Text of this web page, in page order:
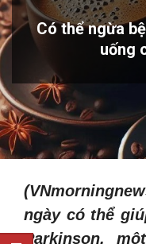
Có thể ngừa
uống
ngày có thể
Parkinson,